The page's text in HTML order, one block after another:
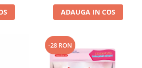
ADAUGA IN COS
-28 RON